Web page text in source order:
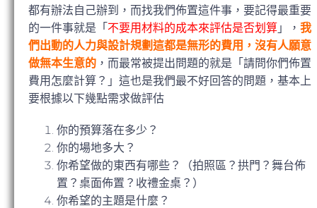
都有辦法自己辦到，而找我們佈置這件事，要記得最重要
的一件事就是「 不要用材料的成本來評估是否划算 」， 我
們出動的人力與設計規劃這都是無形的費用，沒有人願意
做無本生意的 ，而最常被提出問題的就是「請問你們佈置
費用怎麼計算？」這也是我們最不好回答的問題，基本上
要根據以下幾點需求做評估
你的預算落在多少？
你的場地多大？
你希望做的東西有哪些？（拍照區？拱門？舞台佈
置？桌面佈置？收禮金桌？）
你希望的主題是什麼？